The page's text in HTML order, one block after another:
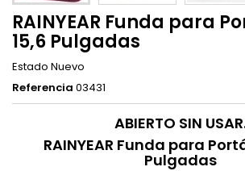
RAINYEAR Funda para
15,6 Pulgadas
Estado Nuevo
Referencia 03431
ABIERTO SIN
RAINYEAR Funda para
Pulgadas